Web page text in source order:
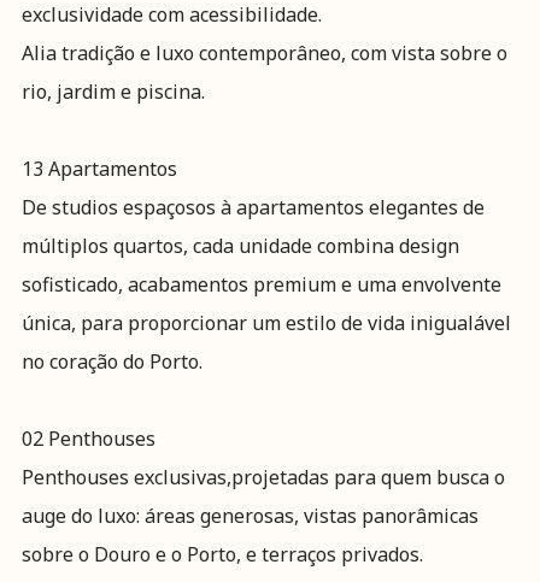
exclusividade com acessibilidade.
Alia tradição e luxo contemporâneo, com vista sobre o
rio, jardim e piscina.
13 Apartamentos
De studios espaçosos à apartamentos elegantes de
múltiplos quartos, cada unidade combina design
sofisticado, acabamentos premium e uma envolvente
única, para proporcionar um estilo de vida inigualável
no coração do Porto.
02 Penthouses
Penthouses exclusivas,projetadas para quem busca o
auge do luxo: áreas generosas, vistas panorâmicas
sobre o Douro e o Porto, e terraços privados.